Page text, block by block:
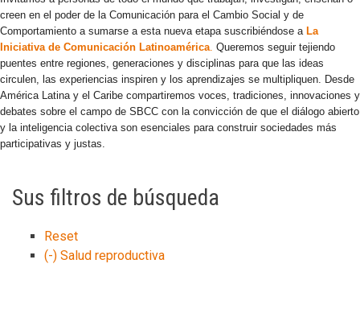
creen en el poder de la Comunicación para el Cambio Social y de
Comportamiento a sumarse a esta nueva etapa suscribiéndose a La
Iniciativa de Comunicación Latinoamérica. Queremos seguir tejiendo
puentes entre regiones, generaciones y disciplinas para que las ideas
circulen, las experiencias inspiren y los aprendizajes se multipliquen. Desde
América Latina y el Caribe compartiremos voces, tradiciones, innovaciones y
debates sobre el campo de SBCC con la convicción de que el diálogo abierto
y la inteligencia colectiva son esenciales para construir sociedades más
participativas y justas.
Sus filtros de búsqueda
Reset
(-) Salud reproductiva